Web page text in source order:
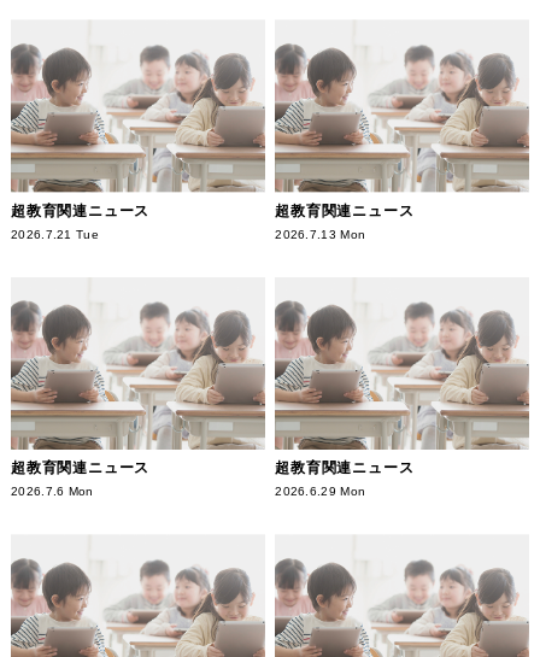
超教育関連ニュース
2026.7.21 Tue
超教育関連ニュース
2026.7.13 Mon
超教育関連ニュース
2026.7.6 Mon
超教育関連ニュース
2026.6.29 Mon